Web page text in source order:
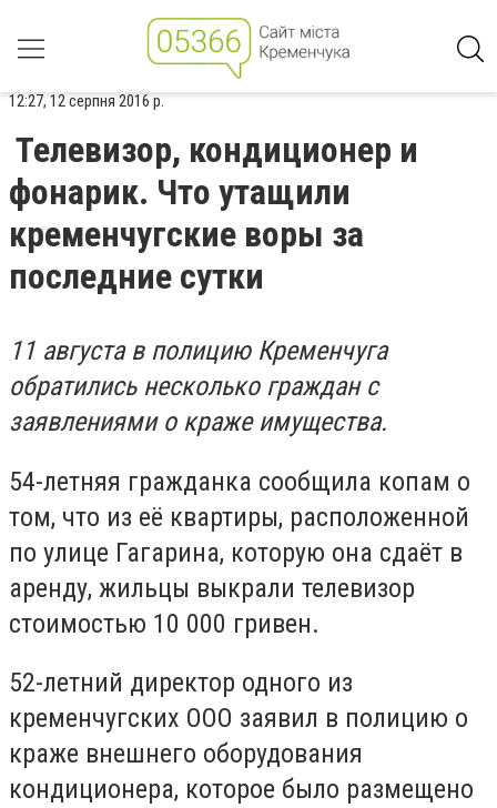
12:27, 12 серпня 2016 р.
Телевизор, кондиционер и
фонарик. Что утащили
кременчугские воры за
последние сутки
11 августа в полицию Кременчуга
обратились несколько граждан с
заявлениями о краже имущества.
54-летняя гражданка сообщила копам о
том, что из её квартиры, расположенной
по улице Гагарина, которую она сдаёт в
аренду, жильцы выкрали телевизор
стоимостью 10 000 гривен.
52-летний директор одного из
кременчугских ООО заявил в полицию о
краже внешнего оборудования
кондиционера, которое было размещено